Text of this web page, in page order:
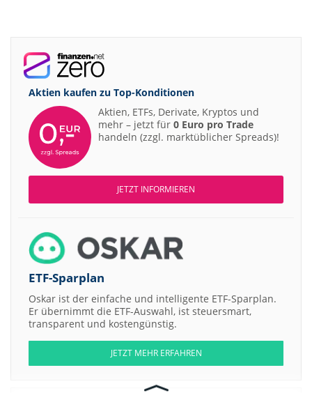
Aktien kaufen zu Top-Konditionen
Aktien, ETFs, Derivate, Kryptos und
mehr – jetzt für 0 Euro pro Trade
handeln (zzgl. marktüblicher Spreads)!
JETZT INFORMIEREN
ETF-Sparplan
Oskar ist der einfache und intelligente ETF-Sparplan.
Er übernimmt die ETF-Auswahl, ist steuersmart,
transparent und kostengünstig.
JETZT MEHR ERFAHREN